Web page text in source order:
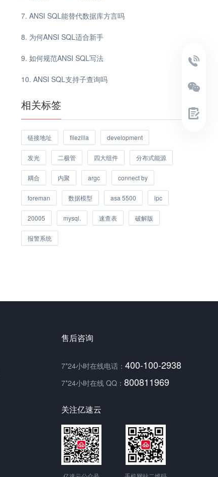
ANSI SQL能替代数据库方言吗
为何ANSI SQL适合新手
如何规范ANSI SQL写法
ANSI SQL支持子查询吗
相关标签
链接地址 filezilla development
发光 二极管 四大组件 分布式能源
耦合 内聚 argc connect by
foreman 数据模型 asa 5500 ipc
20005 mysql. 速查表 破解版
报警系统
售后咨询
7*24小时在线电话： 400-100-2938
7*24小时在线 QQ： 800811969
关注亿速云